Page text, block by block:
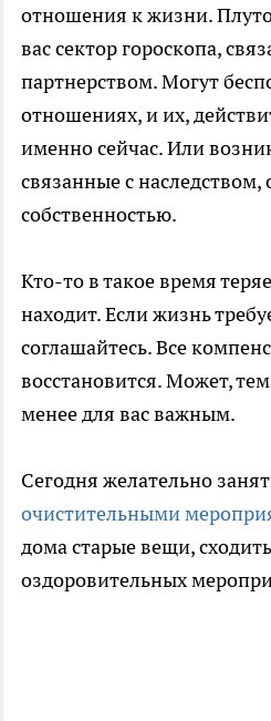
отношения к жизни.
вас сектор гороскопа,
партнерством. Могут
отношениях, и их,
именно сейчас. Или
связанные с
собственностью.
Кто-то в такое время
находит. Если жизнь
соглашайтесь. Все
восстановится. Может,
менее для вас важным.
Сегодня желательно
очистительными
дома старые вещи,
оздоровительных